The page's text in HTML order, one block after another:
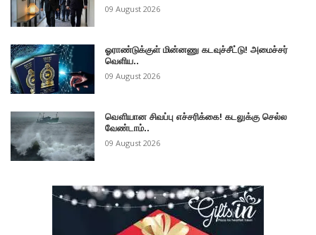
09 August 2026
ஓராண்டுக்குள் மின்னணு கடவுச்சீட்டு! அமைச்சர்
வெளிய..
09 August 2026
வௌியான சிவப்பு எச்சரிக்கை! கடலுக்கு செல்ல
வேண்டாம்..
09 August 2026